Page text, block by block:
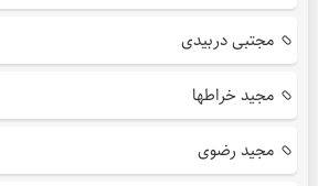
مجتبی دربیدی
مجید خراطها
مجید رضوی